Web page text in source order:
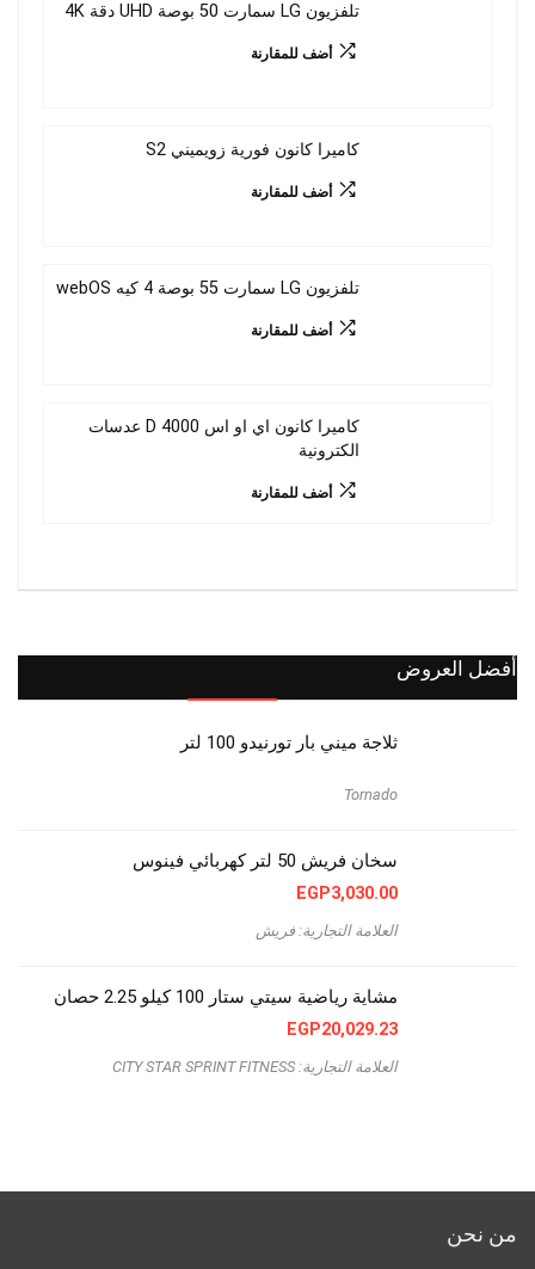
تلفزيون LG سمارت 50 بوصة UHD دقة 4K
أضف للمقارنة
كاميرا كانون فورية زويميني S2
أضف للمقارنة
تلفزيون LG سمارت 55 بوصة 4 كيه webOS
أضف للمقارنة
كاميرا كانون اي او اس 4000 D عدسات
الكترونية
أضف للمقارنة
أفضل العروض
ثلاجة ميني بار تورنيدو 100 لتر
Tornado
سخان فريش 50 لتر كهربائي فينوس
EGP3,030.00
العلامة التجارية: فريش
مشاية رياضية سيتي ستار 100 كيلو 2.25 حصان
EGP20,029.23
العلامة التجارية: CITY STAR SPRINT FITNESS
من نحن